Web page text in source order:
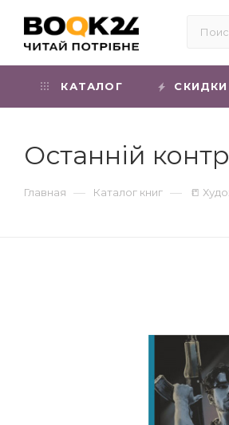
КАТАЛОГ СКИДКИ
Останній
Главная — Каталог книг — 📒